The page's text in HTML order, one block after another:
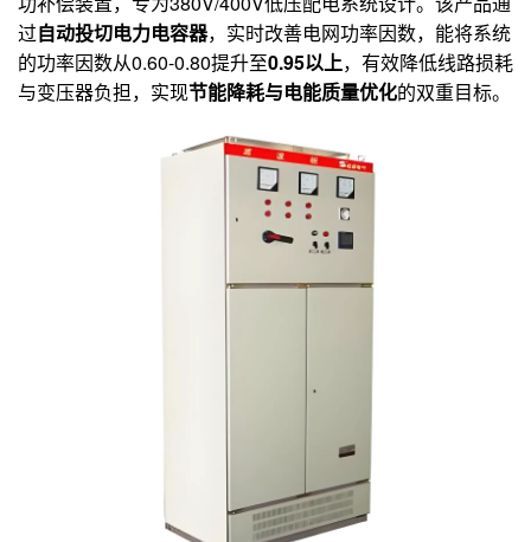
过自动投切电力电容器，实时改善电网功率因数，能将系统
的功率因数从0.60-0.80提升至0.95以上，有效降低线路损耗
与变压器负担，实现节能降耗与电能质量优化的双重目标。